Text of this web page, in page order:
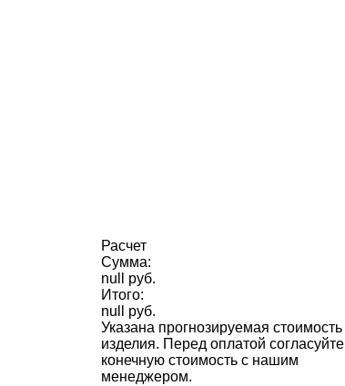
Расчет
Сумма:
null руб.
Итого:
null руб.
Указана прогнозируемая стоимость
изделия. Перед оплатой согласуйте
конечную стоимость с нашим
менеджером.